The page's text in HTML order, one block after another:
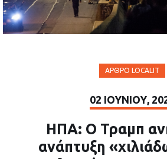
ΆΡΘΡΟ LOCALIT
02 ΙΟΥΝΊΟΥ,
ΗΠΑ: Ο Τραμπ
ανάπτυξη